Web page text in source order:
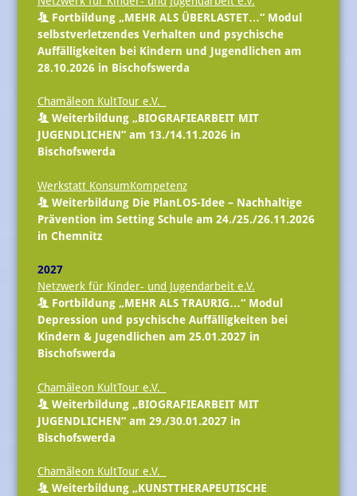
Fortbildung „MEHR ALS ÜBERLASTET…“ Modul
selbstverletzendes Verhalten und psychische
Auffälligkeiten bei Kindern und Jugendlichen am
28.10.2026 in Bischofswerda
Chamäleon KultTour e.V.
Weiterbildung „BIOGRAFIEARBEIT MIT
JUGENDLICHEN“ am 13./14.11.2026 in
Bischofswerda
Werkstatt KonsumKompetenz
Weiterbildung Die PlanLOS-Idee – Nachhaltige
Prävention im Setting Schule am 24./25./26.11.2026
in Chemnitz
2027
Netzwerk für Kinder- und Jugendarbeit e.V.
Fortbildung „MEHR ALS TRAURIG…“ Modul
Depression und psychische Auffälligkeiten bei
Kindern & Jugendlichen am 25.01.2027 in
Bischofswerda
Chamäleon KultTour e.V.
Weiterbildung „BIOGRAFIEARBEIT MIT
JUGENDLICHEN“ am 29./30.01.2027 in
Bischofswerda
Chamäleon KultTour e.V.
Weiterbildung „KUNSTTHERAPEUTISCHE